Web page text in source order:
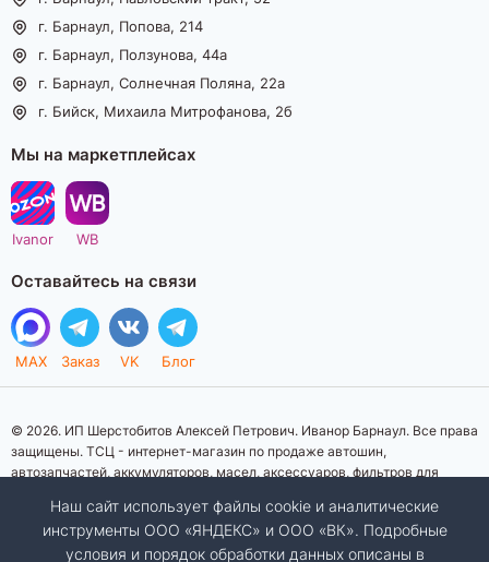
г. Барнаул, Попова, 214
г. Барнаул, Ползунова, 44а
г. Барнаул, Солнечная Поляна, 22а
г. Бийск, Михаила Митрофанова, 2б
Мы на маркетплейсах
Ivanor WB
Оставайтесь на связи
MAX Заказ VK Блог
© 2026. ИП Шерстобитов Алексей Петрович. Иванор Барнаул. Все права
защищены. ТСЦ - интернет-магазин по продаже автошин,
автозапчастей, аккумуляторов, масел, аксессуаров, фильтров для
информационный характер. Представленная информация о товарах, их
стоимости, характеристик, фото, наличия на складе ни при каких
условиях не является публичной офертой, определяемой положениями
Наш сайт использует файлы cookie и аналитические
инструменты ООО «ЯНДЕКС» и ООО «ВК». Подробные
условия и порядок обработки данных описаны в